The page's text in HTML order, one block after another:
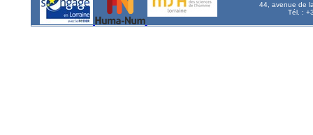
44, avenue de
Tél. :